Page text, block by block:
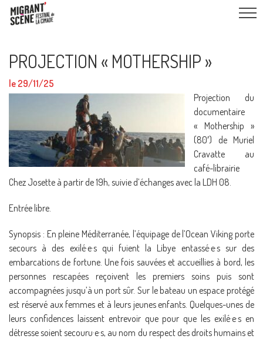
PROJECTION « MOTHERSHIP »
le 29/11/25
Projection du
documentaire
« Mothership »
(80′) de Muriel
Cravatte au
café-librairie
Chez Josette à partir de 19h, suivie d’échanges avec la LDH 08.
Entrée libre.
Synopsis : En pleine Méditerranée, l’équipage de l’Ocean Viking porte
secours à des exilé·e·s qui fuient la Libye entassé·e·s sur des
embarcations de fortune. Une fois sauvées et accueillies à bord, les
personnes rescapées reçoivent les premiers soins puis sont
accompagnées jusqu’à un port sûr. Sur le bateau un espace protégé
est réservé aux femmes et à leurs jeunes enfants. Quelques-unes de
leurs confidences laissent entrevoir que pour que les exilé·e·s en
détresse soient secouru·e·s, au nom du respect des droits humains et